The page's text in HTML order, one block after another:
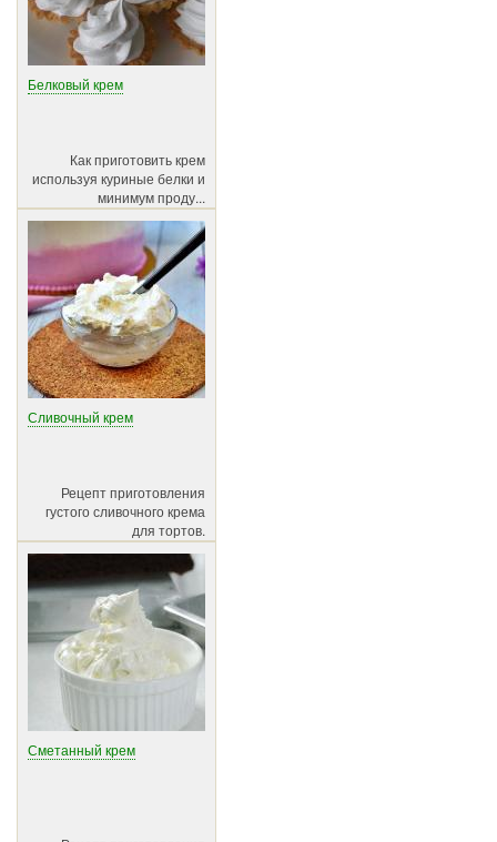
Белковый крем
Как приготовить крем
используя куриные белки и
минимум проду...
Сливочный крем
Рецепт приготовления
густого сливочного крема
для тортов.
Сметанный крем